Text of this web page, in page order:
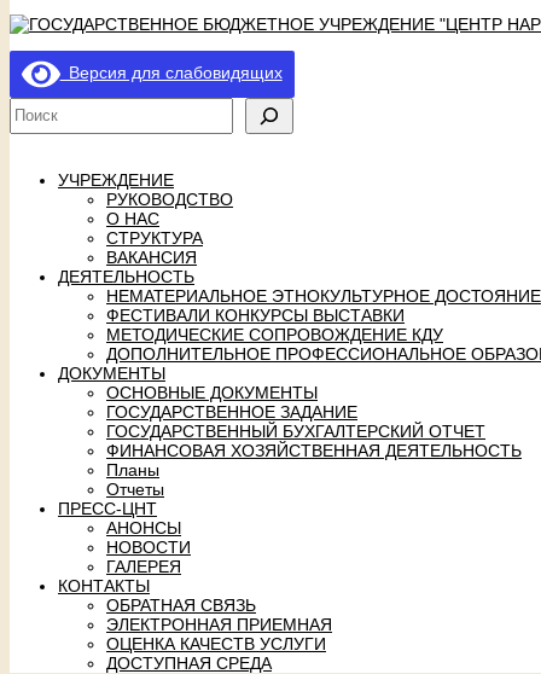
Версия для слабовидящих
УЧРЕЖДЕНИЕ
РУКОВОДСТВО
О НАС
СТРУКТУРА
ВАКАНСИЯ
ДЕЯТЕЛЬНОСТЬ
НЕМАТЕРИАЛЬНОЕ ЭТНОКУЛЬТУРНОЕ ДОСТОЯНИЕ
ФЕСТИВАЛИ КОНКУРСЫ ВЫСТАВКИ
МЕТОДИЧЕСКИЕ СОПРОВОЖДЕНИЕ КДУ
ДОПОЛНИТЕЛЬНОЕ ПРОФЕССИОНАЛЬНОЕ
ДОКУМЕНТЫ
ОСНОВНЫЕ ДОКУМЕНТЫ
ГОСУДАРСТВЕННОЕ ЗАДАНИЕ
ГОСУДАРСТВЕННЫЙ БУХГАЛТЕРСКИЙ ОТЧЕТ
ФИНАНСОВАЯ ХОЗЯЙСТВЕННАЯ ДЕЯТЕЛЬНОСТЬ
Планы
Отчеты
ПРЕСС-ЦНТ
АНОНСЫ
НОВОСТИ
ГАЛЕРЕЯ
КОНТАКТЫ
ОБРАТНАЯ СВЯЗЬ
ЭЛЕКТРОННАЯ ПРИЕМНАЯ
ОЦЕНКА КАЧЕСТВ УСЛУГИ
ДОСТУПНАЯ СРЕДА